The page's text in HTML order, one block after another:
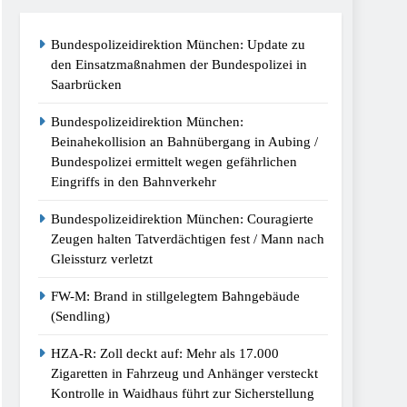
Kontrolle In Waidhaus Führt Zur
Bundespolizei Stellt Auto Sicher
Weist Beschuldigten Nach Moldau
2026
Bahnhof Dachau
Bundespolizeidirektion München: Update zu
den Einsatzmaßnahmen der Bundespolizei in
Saarbrücken
Bundespolizeidirektion München:
Beinahekollision an Bahnübergang in Aubing /
Bundespolizei ermittelt wegen gefährlichen
Eingriffs in den Bahnverkehr
Bundespolizeidirektion München: Couragierte
Zeugen halten Tatverdächtigen fest / Mann nach
Gleissturz verletzt
FW-M: Brand in stillgelegtem Bahngebäude
(Sendling)
HZA-R: Zoll deckt auf: Mehr als 17.000
Zigaretten in Fahrzeug und Anhänger versteckt
Kontrolle in Waidhaus führt zur Sicherstellung